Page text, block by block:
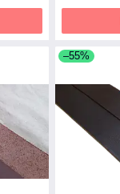
–55%